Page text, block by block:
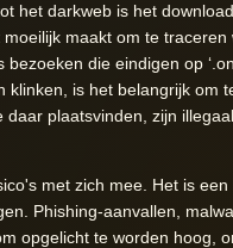
het darkweb is het
maakt om te
die eindigen op
klinken, is het belangrijk
plaatsvinden, zijn
met zich mee. Het is
Phishing-aanvallen,
opgelicht te worden